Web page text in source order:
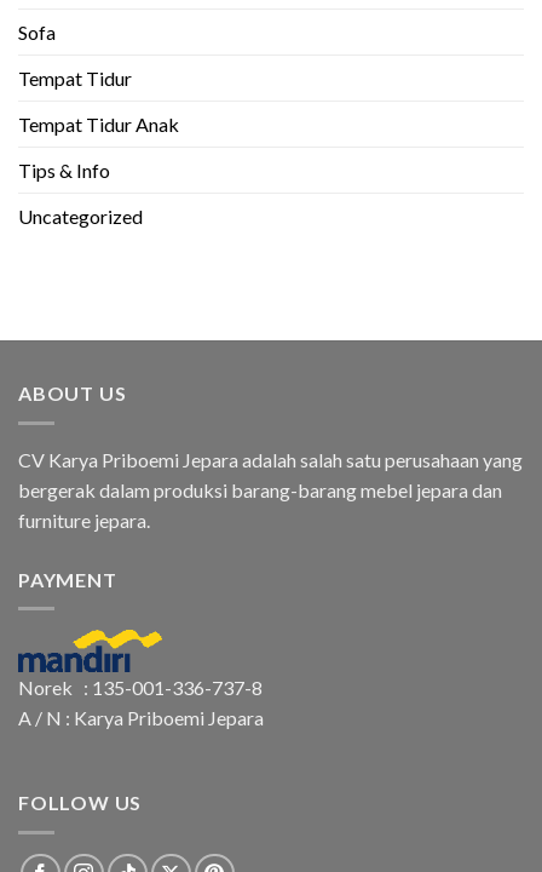
Sofa
Tempat Tidur
Tempat Tidur Anak
Tips & Info
Uncategorized
ABOUT US
CV Karya Priboemi Jepara adalah salah satu perusahaan yang
bergerak dalam produksi barang-barang mebel jepara dan
furniture jepara.
PAYMENT
Norek : 135-001-336-737-8
A / N : Karya Priboemi Jepara
FOLLOW US